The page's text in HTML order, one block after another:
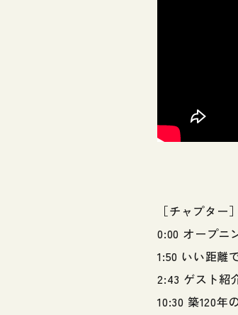
［チャプター］
0:00 オープニ
1:50 いい距離
2:43 ゲスト紹
10:30 築120年